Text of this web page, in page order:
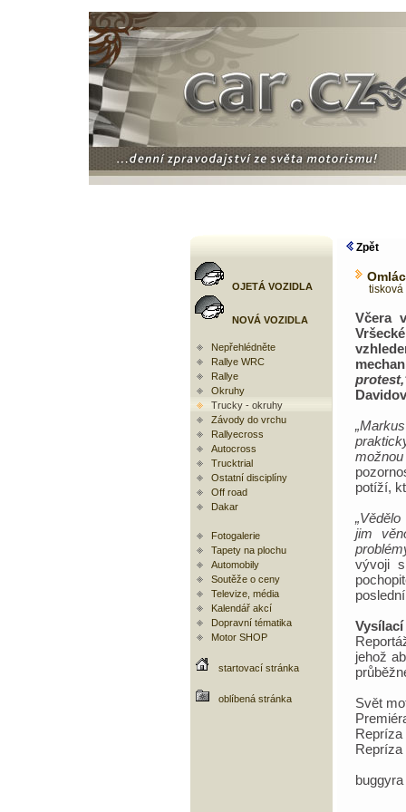
OJETÁ VOZIDLA
NOVÁ VOZIDLA
Nepřehlédněte
Rallye WRC
Rallye
Okruhy
Trucky - okruhy
Závody do vrchu
Rallyecross
Autocross
Trucktrial
Ostatní disciplíny
Off road
Dakar
Fotogalerie
Tapety na plochu
Automobily
Soutěže o ceny
Televize, média
Kalendář akcí
Dopravní tématika
Motor SHOP
startovací stránka
oblíbená stránka
Zpět
tisková
Včera
potíží,
jim
vývoji
jehož
Svět
Repríza
Repríza
buggyra